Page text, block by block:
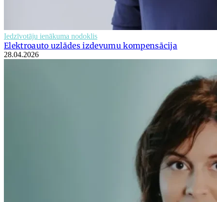
Iedzīvotāju ienākuma nodoklis
Elektroauto uzlādes izdevumu kompensācija
28.04.2026